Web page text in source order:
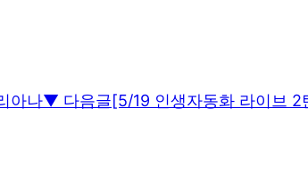
아나▼ 다음글[5/19 인생자동화 라이